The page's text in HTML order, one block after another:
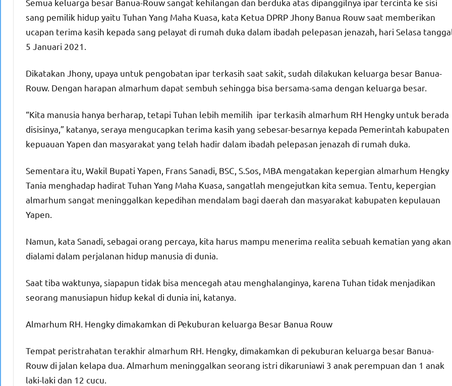
Semua keluarga besar Banua-Rouw sangat kehilangan dan berduka atas dipanggilnya ipar tercinta ke sisi
sang pemilik hidup yaitu Tuhan Yang Maha Kuasa, kata Ketua DPRP Jhony Banua Rouw saat memberikan
ucapan terima kasih kepada sang pelayat di rumah duka dalam ibadah pelepasan jenazah, hari Selasa
5 Januari 2021.
Dikatakan Jhony, upaya untuk pengobatan ipar terkasih saat sakit, sudah dilakukan keluarga besar Banua-
Rouw. Dengan harapan almarhum dapat sembuh sehingga bisa bersama-sama dengan keluarga besar.
“Kita manusia hanya berharap, tetapi Tuhan lebih memilih ipar terkasih almarhum RH Hengky untuk berada
disisinya,” katanya, seraya mengucapkan terima kasih yang sebesar-besarnya kepada Pemerintah kabupaten
kepuauan Yapen dan masyarakat yang telah hadir dalam ibadah pelepasan jenazah di rumah duka.
Sementara itu, Wakil Bupati Yapen, Frans Sanadi, BSC, S.Sos, MBA mengatakan kepergian almarhum Hengky
Tania menghadap hadirat Tuhan Yang Maha Kuasa, sangatlah mengejutkan kita semua. Tentu, kepergian
almarhum sangat meninggalkan kepedihan mendalam bagi daerah dan masyarakat kabupaten kepulauan
Yapen.
Namun, kata Sanadi, sebagai orang percaya, kita harus mampu menerima realita sebuah kematian yang akan
dialami dalam perjalanan hidup manusia di dunia.
Saat tiba waktunya, siapapun tidak bisa mencegah atau menghalanginya, karena Tuhan tidak menjadikan
seorang manusiapun hidup kekal di dunia ini, katanya.
Almarhum RH. Hengky dimakamkan di Pekuburan keluarga Besar Banua Rouw
Tempat peristrahatan terakhir almarhum RH. Hengky, dimakamkan di pekuburan keluarga besar Banua-
Rouw di jalan kelapa dua. Almarhum meninggalkan seorang istri dikaruniawi 3 anak perempuan dan 1 anak
laki-laki dan 12 cucu.